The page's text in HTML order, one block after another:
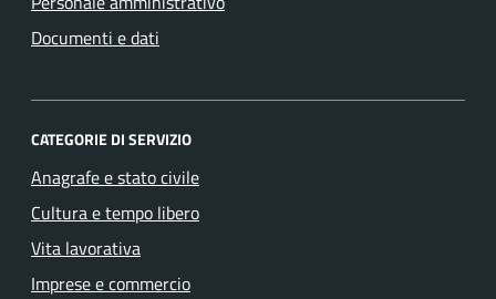
Documenti e dati
CATEGORIE DI SERVIZIO
Anagrafe e stato civile
Cultura e tempo libero
Vita lavorativa
Imprese e commercio